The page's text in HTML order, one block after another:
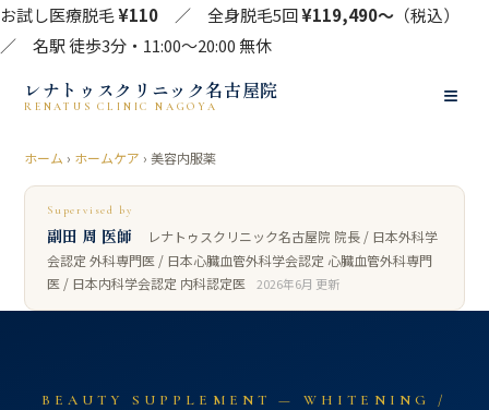
お試し医療脱毛¥110 ／ 全身脱毛5回¥119,490〜 （税込）
／ 名駅 徒歩3分・11:00〜20:00 無休
レナトゥスクリニック名古屋院
RENATUS CLINIC NAGOYA ≡
ホーム › ホームケア › 美容内服薬
Supervised by
副田 周 医師
レナトゥスクリニック名古屋院 院長 / 日本外科学
会認定 外科専門医 / 日本心臓血管外科学会認定 心臓血管外科専門
医 / 日本内科学会認定 内科認定医
2026年6月 更新
BEAUTY SUPPLEMENT — WHITENING /